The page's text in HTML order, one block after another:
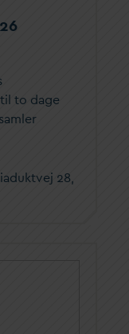
to dage
28,